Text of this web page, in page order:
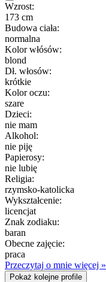
Wzrost:
173 cm
Budowa ciała:
normalna
Kolor włósów:
blond
Dł. włosów:
krótkie
Kolor oczu:
szare
Dzieci:
nie mam
Alkohol:
nie piję
Papierosy:
nie lubię
Religia:
rzymsko-katolicka
Wykształcenie:
licencjat
Znak zodiaku:
baran
Obecne zajęcie:
praca
Przeczytaj o mnie więcej »
Pokaż kolejne profile